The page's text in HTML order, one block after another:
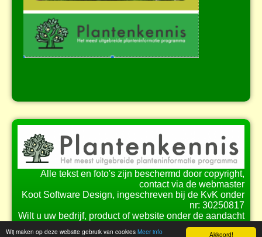
Akkoord!
Wij maken op deze website gebruik van cookies Meer info
Alle tekst en foto's zijn beschermd door copyright,
contact via de webmaster
Koot Software Design, ingeschreven bij de KvK onder
nr: 30250817
Wilt u uw bedrijf, product of website onder de aandacht
brengen bij onze bezoekers?